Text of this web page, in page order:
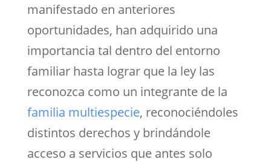
manifestado en anteriores
oportunidades, han adquirido una
importancia tal dentro del entorno
familiar hasta lograr que la ley las
reconozca como un integrante de la
familia multiespecie, reconociéndoles
distintos derechos y brindándole
acceso a servicios que antes solo